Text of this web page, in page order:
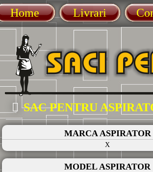
Home Livrari
SAC PENTRU
MARCA ASPIRATOR
X
MODEL ASPIRATOR